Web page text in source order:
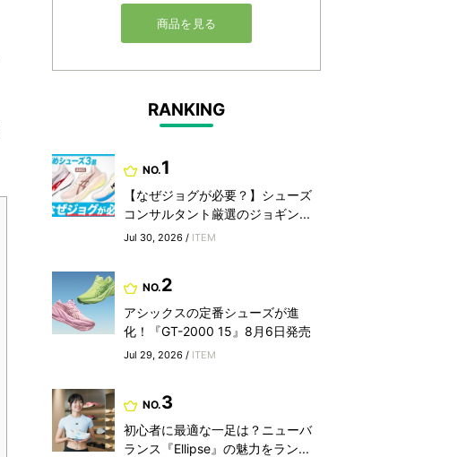
RANKING
NO.1
【なぜジョグが必要？】シューズ
コンサルタント厳選のジョギン...
Jul 30, 2026 / ITEM
NO.2
アシックスの定番シューズが進
化！『GT-2000 15』8月6日発売
Jul 29, 2026 / ITEM
NO.3
初心者に最適な一足は？ニューバ
ランス『Ellipse』の魅力をラン...